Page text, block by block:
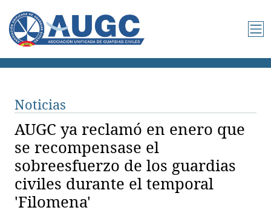
Noticias
AUGC ya reclamó en enero que
se recompensase el
sobreesfuerzo de los guardias
civiles durante el temporal
'Filomena'